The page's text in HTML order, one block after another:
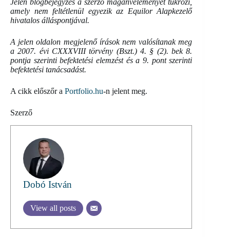
Jelen blogbejegyzés a szerző magánvéleményét tükrözi,
amely nem feltétlenül egyezik az Equilor Alapkezelő
hivatalos álláspontjával.
A jelen oldalon megjelenő írások nem valósítanak meg
a 2007. évi CXXXVIII törvény (Bszt.) 4. § (2). bek 8.
pontja szerinti befektetési elemzést és a 9. pont szerinti
befektetési tanácsadást.
A cikk előszőr a Portfolio.hu-n jelent meg.
Szerző
Dobó István
View all posts